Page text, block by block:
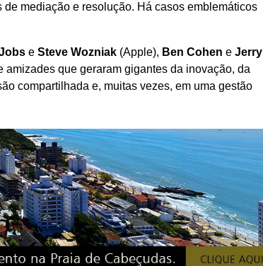
mediação e resolução. Há casos emblemáticos
e Steve Wozniak (Apple), Ben Cohen e Jerry
amizades que geraram gigantes da inovação, da
compartilhada e, muitas vezes, em uma gestão